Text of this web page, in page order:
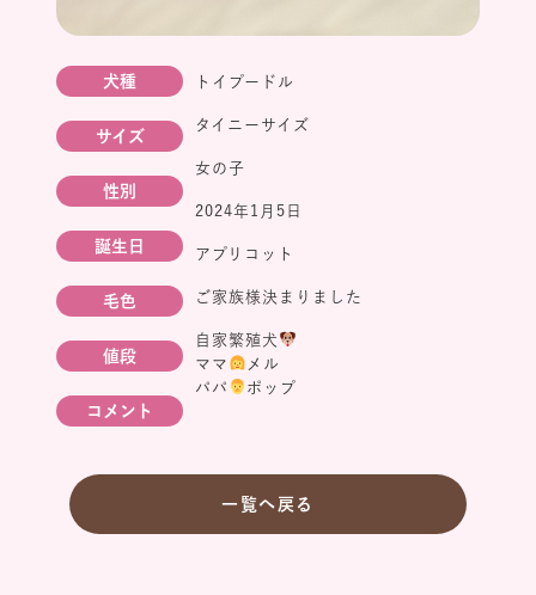
犬種
サイズ
性別
誕生日
毛色
値段
コメント
トイプードル
タイニーサイズ
女の子
2024年1月5日
アプリコット
ご家族様決まりました
自家繁殖犬
ママ
メル
パパ
ポップ
一覧へ戻る